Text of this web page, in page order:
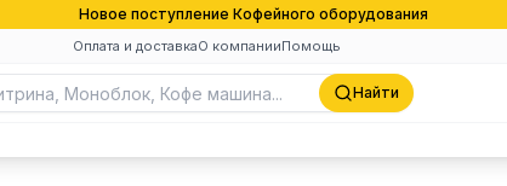
Новое поступление Кофейного оборудования
Оплата и доставкаО компанииПомощь
Найти